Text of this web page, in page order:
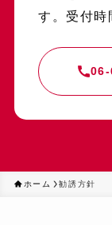
す。受付時
ホーム 勧誘方針